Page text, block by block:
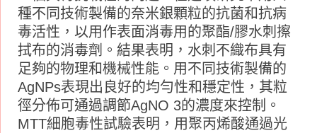
種不同技術製備的奈米銀顆粒的抗菌和抗病
毒活性，以用作表面消毒用的聚酯/膠水刺擦
拭布的消毒劑。結果表明，水刺不織布具有
足夠的物理和機械性能。用不同技術製備的
AgNPs表現出良好的均勻性和穩定性，其粒
徑分佈可通過調節AgNO 3的濃度來控制。
MTT細胞毒性試驗表明，用聚丙烯酸通過光